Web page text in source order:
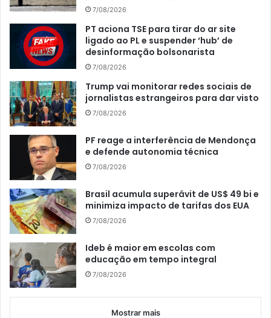
7/08/2026
PT aciona TSE para tirar do ar site
ligado ao PL e suspender ‘hub’ de
desinformação bolsonarista
7/08/2026
Trump vai monitorar redes sociais de
jornalistas estrangeiros para dar visto
7/08/2026
PF reage a interferência de Mendonça
e defende autonomia técnica
7/08/2026
Brasil acumula superávit de US$ 49 bi e
minimiza impacto de tarifas dos EUA
7/08/2026
Ideb é maior em escolas com
educação em tempo integral
7/08/2026
Mostrar mais